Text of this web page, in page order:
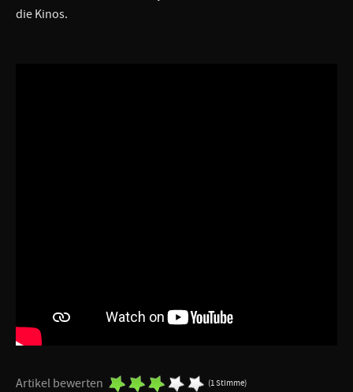
die Kinos.
Artikel bewerten (1 Stimme)